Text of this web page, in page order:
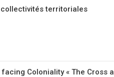
collectivités territoriales
Coloniality « The Cross